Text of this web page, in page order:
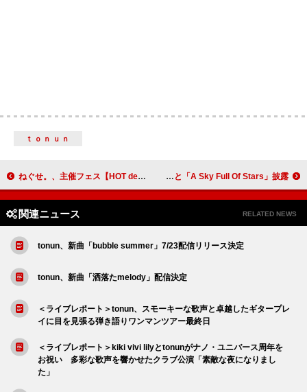
ｔｏｎｕｎ
ねぐせ。、主催フェス【HOT de GOOD fest. 2026】開催決定 コールドプレイ、俳優サイモン・ペッグと「A Sky Full Of Stars」披露
関連ニュース RELATED NEWS
tonun、新曲「bubble summer」7/23配信リリース決定
tonun、新曲「洒落たmelody」配信決定
＜ライブレポート＞tonun、スモーキーな歌声と卓越したギタープレ
イに目を見張る弾き語りワンマンツアー最終日
＜ライブレポート＞kiki vivi lilyとtonunがナノ・ユニバース周年を
お祝い 多彩な歌声を響かせたクラブ公演「素敵な夜になりまし
た」